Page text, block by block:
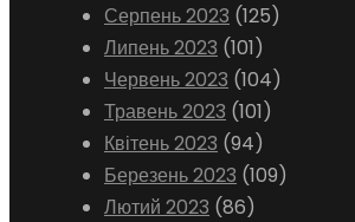
Серпень 2023 (125)
Липень 2023 (101)
Червень 2023 (104)
Травень 2023 (101)
Квітень 2023 (94)
Березень 2023 (109)
Лютий 2023 (86)